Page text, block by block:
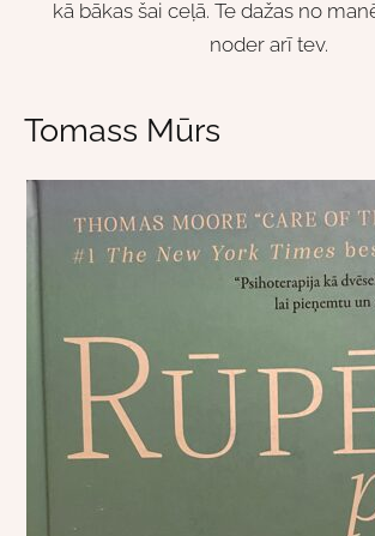
kā bākas šai ceļā. Te dažas no
noder arī tev.
Tomass Mūrs